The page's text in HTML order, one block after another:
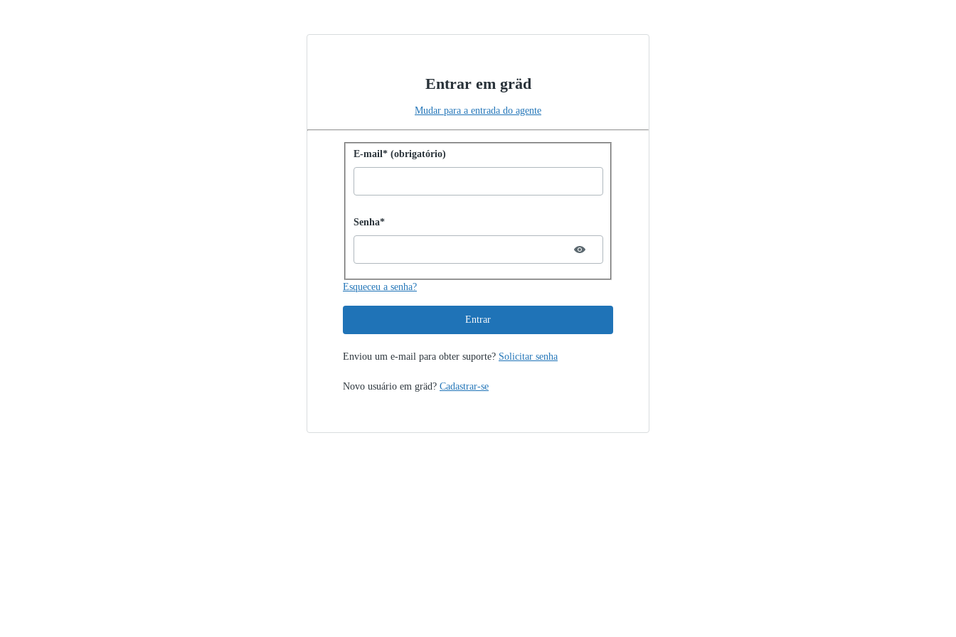
Entrar em gräd
Mudar para a entrada do agente
Entrar com senha
E-mail* (obrigatório)
Password hidden
Senha*
Esqueceu a senha?
Entrar
Enviou um e-mail para obter suporte? Solicitar senha
Novo usuário em gräd? Cadastrar-se